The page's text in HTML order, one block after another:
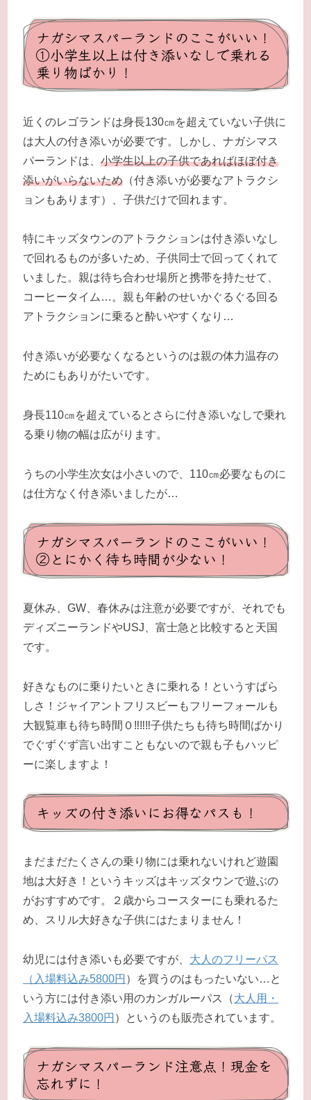
ナガシマスパーランドのここがいい！
①小学生以上は付き添いなしで乗れる
乗り物ばかり！
近くのレゴランドは身長130㎝を超えていない子供に
は大人の付き添いが必要です。しかし、ナガシマス
パーランドは、 小学生以上の子供であればほぼ付き
添いがいらないため （付き添いが必要なアトラクシ
ョンもあります）、子供だけで回れます。
特にキッズタウンのアトラクションは付き添いなし
で回れるものが多いため、子供同士で回ってくれて
いました。親は待ち合わせ場所と携帯を持たせて、
コーヒータイム…。親も年齢のせいかぐるぐる回る
アトラクションに乗ると酔いやすくなり…
付き添いが必要なくなるというのは親の体力温存の
ためにもありがたいです。
身長110㎝を超えているとさらに付き添いなしで乗れ
る乗り物の幅は広がります。
うちの小学生次女は小さいので、110㎝必要なものに
は仕方なく付き添いましたが…
ナガシマスパーランドのここがいい！
②とにかく待ち時間が少ない！
夏休み、GW、春休みは注意が必要ですが、それでも
ディズニーランドやUSJ、富士急と比較すると天国
です。
好きなものに乗りたいときに乗れる！というすばら
しさ！ジャイアントフリスビーもフリーフォールも
大観覧車も待ち時間０‼‼‼子供たちも待ち時間ばかり
でぐずぐず言い出すこともないので親も子もハッピ
ーに楽しますよ！
キッズの付き添いにお得なパスも！
まだまだたくさんの乗り物には乗れないけれど遊園
地は大好き！というキッズはキッズタウンで遊ぶの
がおすすめです。２歳からコースターにも乗れるた
め、スリル大好きな子供にはたまりません！
幼児には付き添いも必要ですが、 大人のフリーパス
（入場料込み5800円 ）を買うのはもったいない…と
いう方には付き添い用のカンガルーパス（大人用・
入場料込み3800円 ）というのも販売されています。
ナガシマスパーランド注意点！現金を
忘れずに！